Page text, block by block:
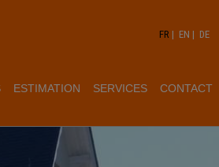
FR | EN | DE
ESTIMATION SERVICES CONTACT